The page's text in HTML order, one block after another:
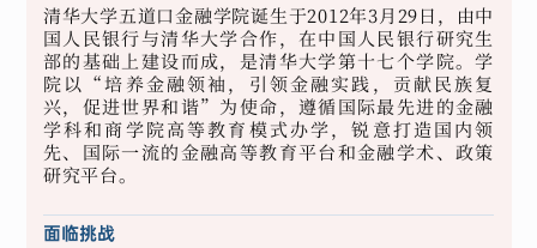
清华大学五道口金融学院诞生于2012年3月29日，由中
国人民银行与清华大学合作，在中国人民银行研究生
部的基础上建设而成，是清华大学第十七个学院。学
院以“培养金融领袖，引领金融实践，贡献民族复
兴，促进世界和谐”为使命，遵循国际最先进的金融
学科和商学院高等教育模式办学，锐意打造国内领
先、国际一流的金融高等教育平台和金融学术、政策
研究平台。
面临挑战